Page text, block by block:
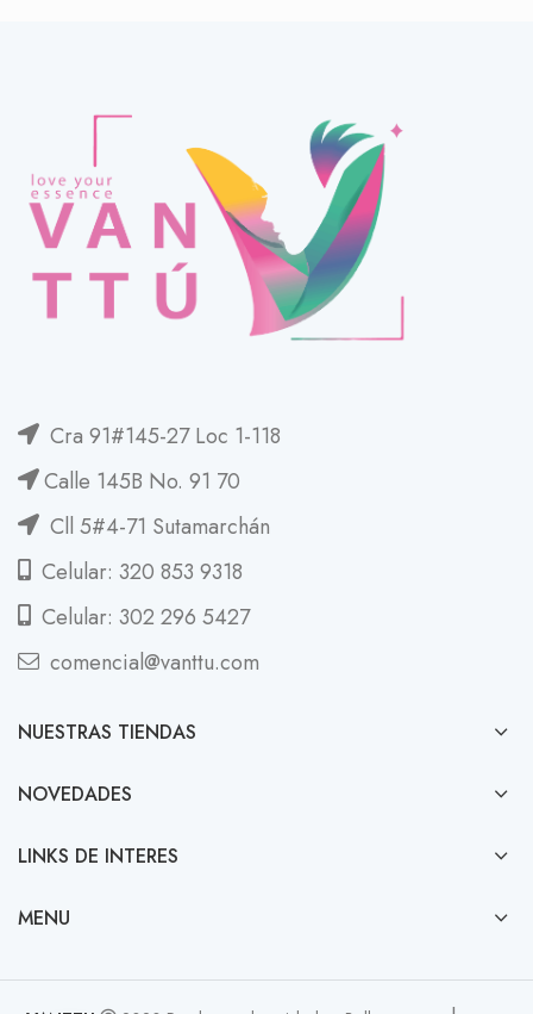
Cra 91#145-27 Loc 1-118
Calle 145B No. 91 70
Cll 5#4-71 Sutamarchán
Celular: 320 853 9318
Celular: 302 296 5427
comencial@vanttu.com
NUESTRAS TIENDAS
NOVEDADES
LINKS DE INTERES
MENU